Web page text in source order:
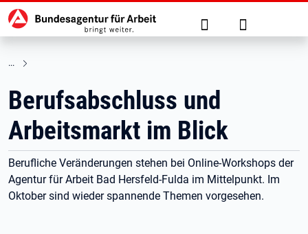
zu den Hauptinhalten springen
Hauptnavigation Suche Anmelden
Berufsabschluss und
Arbeitsmarkt im Blick
Berufliche Veränderungen stehen bei Online-Workshops der
Agentur für Arbeit Bad Hersfeld-Fulda im Mittelpunkt. Im
Oktober sind wieder spannende Themen vorgesehen.